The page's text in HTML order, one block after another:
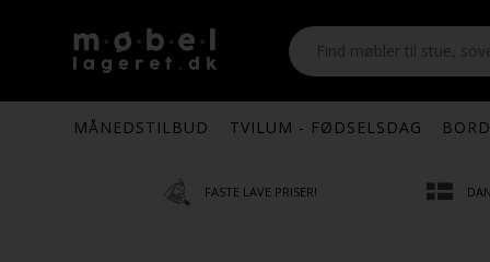
MÅNEDSTILBUD TVILUM - FØDSELSDAG
FASTE LAVE PRISER!